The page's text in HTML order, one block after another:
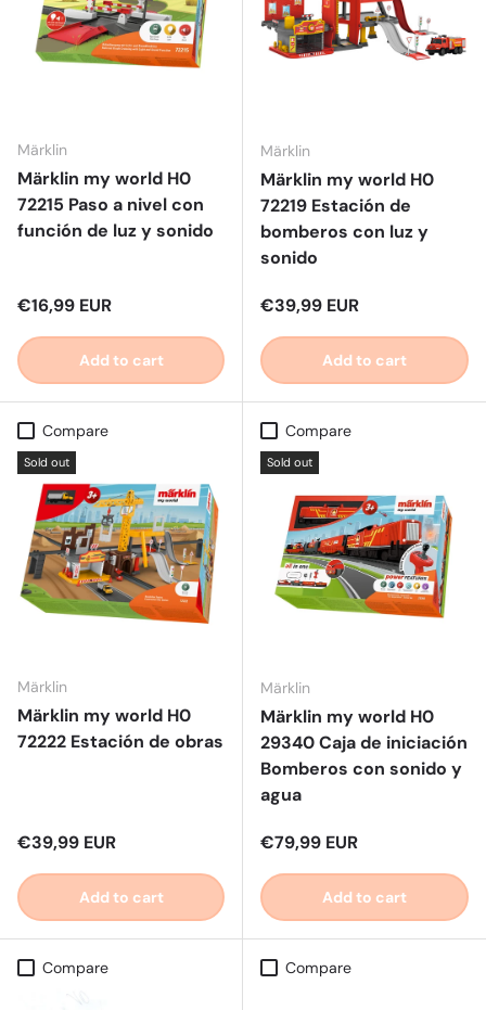
Märklin
Märklin my world H0
72215 Paso a nivel con
función de luz y sonido
Regular price
€16,99 EUR
Add to cart
Märklin
Märklin my world H0
72219 Estación de
bomberos con luz y
sonido
Regular price
€39,99 EUR
Add to cart
Compare
Sold out
Märklin
Märklin my world H0
72222 Estación de obras
Regular price
€39,99 EUR
Add to cart
Compare
Sold out
Märklin
Märklin my world H0
29340 Caja de iniciación
Bomberos con sonido y
agua
Regular price
€79,99 EUR
Add to cart
Compare Compare